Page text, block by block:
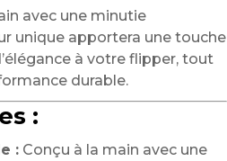
avec une minutie
unique apportera une touche
à votre flipper, tout
durable.
:
: Conçu à la main avec une